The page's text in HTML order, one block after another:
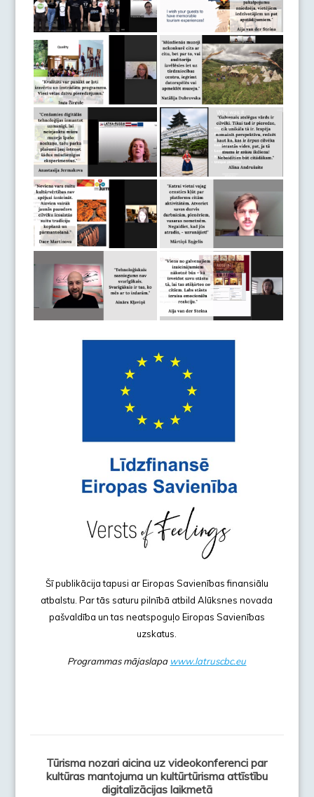
Šī publikācija tapusi ar Eiropas Savienības finansiālu
atbalstu. Par tās saturu pilnībā atbild Alūksnes novada
pašvaldība un tas neatspoguļo Eiropas Savienības
uzskatus.
Programmas mājaslapa www.latruscbc.eu
Tūrisma nozari aicina uz videokonferenci par
kultūras mantojuma un kultūrtūrisma attīstību
digitalizācijas laikmetā